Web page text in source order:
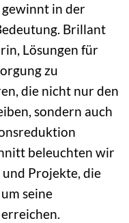
in der
Brillant
Lösungen für
zu
die nicht nur den
sondern auch
beleuchten wir
Projekte, die
seine